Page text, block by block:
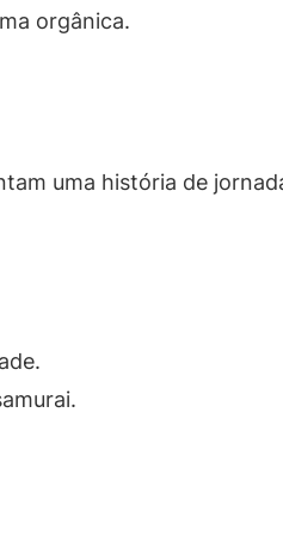
orgânica.
uma história de